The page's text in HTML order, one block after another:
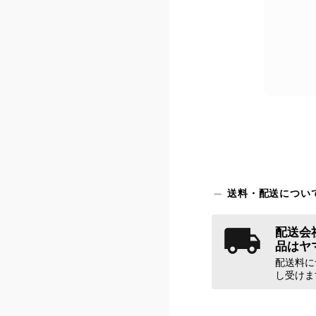
送料・配送につい
配送会
品はヤ
配送料
し受け